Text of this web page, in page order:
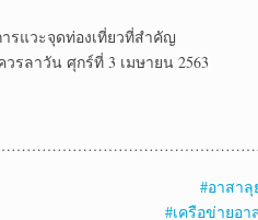
รแวะจุดท่องเที่ยวที่สำคัญ
ลาวัน ศุกร์ที่ 3 เมษายน 2563
#อาสา
#เครือข่ายอ